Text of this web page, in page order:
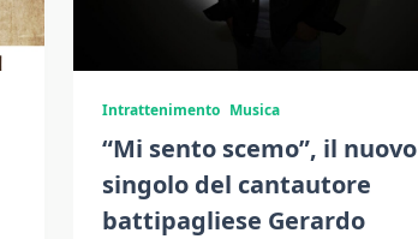
Intrattenimento Musica
“Mi sento scemo”, il nuovo
singolo del cantautore
battipagliese Gerardo